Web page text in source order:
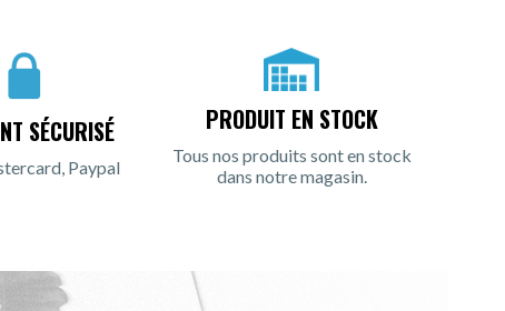
SÉCURISÉ
Paypal
PRODUIT EN STOCK
Tous nos produits sont en stock
dans notre magasin.